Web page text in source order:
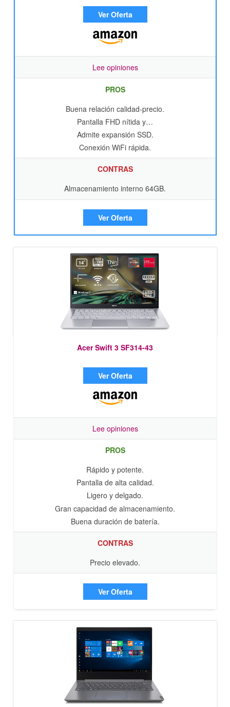
Ver Oferta
Lee opiniones
PROS
Buena relación calidad-precio.
Pantalla FHD nítida y…
Admite expansión SSD.
Conexión WiFi rápida.
CONTRAS
Almacenamiento interno 64GB.
Ver Oferta
Acer Swift 3 SF314-43
Ver Oferta
Lee opiniones
PROS
Rápido y potente.
Pantalla de alta calidad.
Ligero y delgado.
Gran capacidad de almacenamiento.
Buena duración de batería.
CONTRAS
Precio elevado.
Ver Oferta